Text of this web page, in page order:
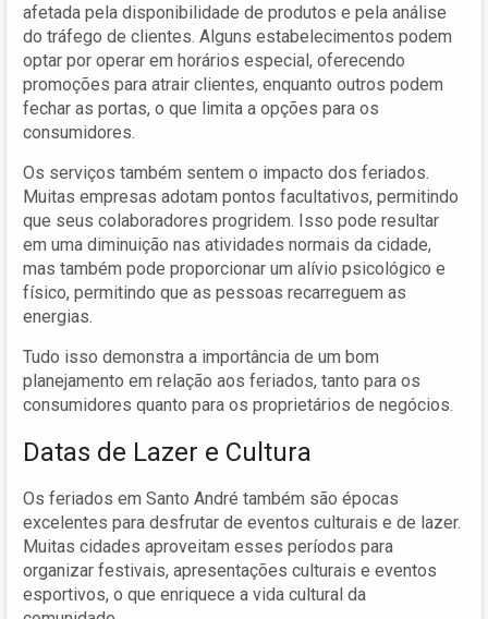
afetada pela disponibilidade de produtos e pela análise
do tráfego de clientes. Alguns estabelecimentos podem
optar por operar em horários especial, oferecendo
promoções para atrair clientes, enquanto outros podem
fechar as portas, o que limita a opções para os
consumidores.
Os serviços também sentem o impacto dos feriados.
Muitas empresas adotam pontos facultativos, permitindo
que seus colaboradores progridem. Isso pode resultar
em uma diminuição nas atividades normais da cidade,
mas também pode proporcionar um alívio psicológico e
físico, permitindo que as pessoas recarreguem as
energias.
Tudo isso demonstra a importância de um bom
planejamento em relação aos feriados, tanto para os
consumidores quanto para os proprietários de negócios.
Datas de Lazer e Cultura
Os feriados em Santo André também são épocas
excelentes para desfrutar de eventos culturais e de lazer.
Muitas cidades aproveitam esses períodos para
organizar festivais, apresentações culturais e eventos
esportivos, o que enriquece a vida cultural da